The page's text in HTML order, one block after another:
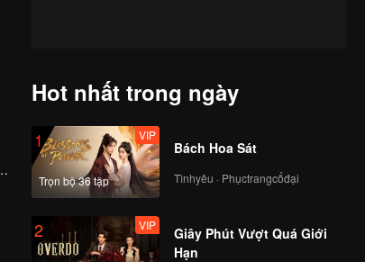
Hot nhất trong ngày
1
Trọn bộ 36 tập
VIP
Bách Hoa Sát
Tìnhyêu · Phụctrangcổđại
2 VIP
Giây Phút Vượt Quá Giới
Hạn